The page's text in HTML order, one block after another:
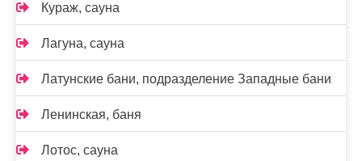
Кураж, сауна
Лагуна, сауна
Латунские бани, подразделение Западные бани
Ленинская, баня
Лотос, сауна